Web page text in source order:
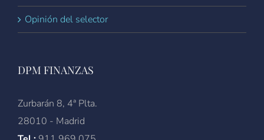
Opinión del selector
DPM FINANZAS
Zurbarán 8, 4ª Plta.
28010 - Madrid